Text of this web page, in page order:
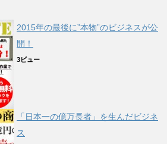
2015年の最後に”本物”のビジネスが公
開！
3ビュー
「日本一の億万長者」を生んだビジネ
ス